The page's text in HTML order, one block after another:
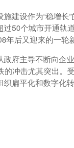
建设作为“稳增长”
50个城市开通轨
后又迎来的一轮
府主导不断向企
冲击尤其突出。
扁平化和数字化